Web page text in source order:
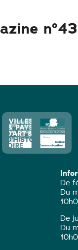
De
Du
De
Du